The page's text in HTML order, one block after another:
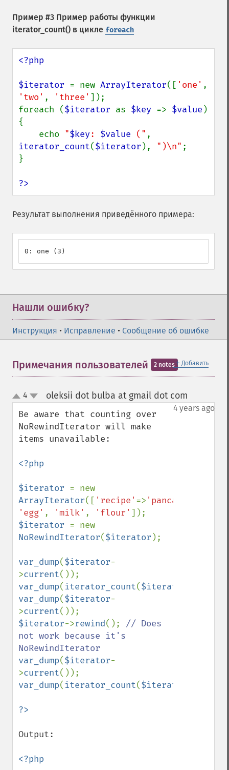
Пример #3 Пример работы функции
iterator_count() в цикле foreach
<?php
$iterator = new ArrayIterator([ 'one'
'two' , 'three' ]);
foreach ($iterator as $key => $value )
{
    echo
"$key: $value ("
iterator_count($iterator ), ")\n" ;
}
?>
Результат выполнения приведённого примера:
0: one (3)
Нашли ошибку?
Инструкция • Исправление • Сообщение об ошибке
＋ Добавить
Примечания пользователей 2 notes
up
down
4 oleksii dot bulba at gmail dot com
4 years ago
Be aware that counting over
NoRewindIterator will make
items unavailable:
<?php
$iterator
ArrayIterator([ 'recipe' => 'pancakes'
'egg' , 'milk' , 'flour'
$iterator
NoRewindIterator($iterator );
var_dump($iterator-
>current
var_dump( iterator_count($iterator
var_dump($iterator-
>current
$iterator->rewind(); // Does
not work because it's
var_dump($iterator-
>current
var_dump( iterator_count($iterator
Output:
<?php